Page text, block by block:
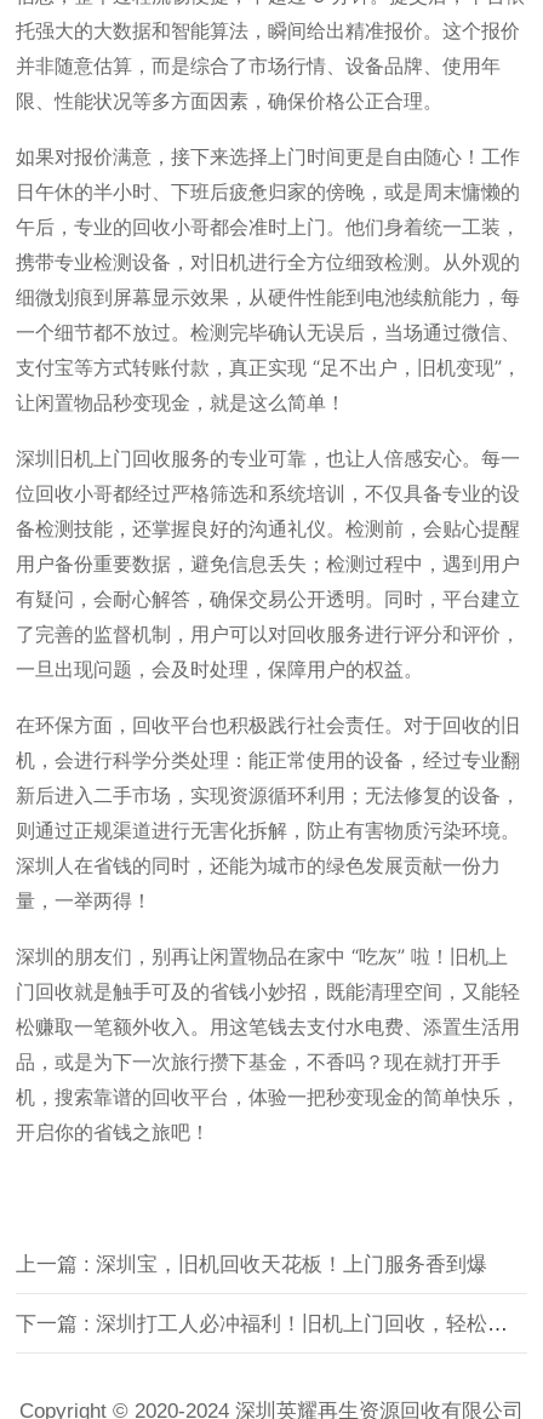
托强大的大数据和智能算法，瞬间给出精准报价。这个报价
并非随意估算，而是综合了市场行情、设备品牌、使用年
限、性能状况等多方面因素，确保价格公正合理。
如果对报价满意，接下来选择上门时间更是自由随心！工作
日午休的半小时、下班后疲惫归家的傍晚，或是周末慵懒的
午后，专业的回收小哥都会准时上门。他们身着统一工装，
携带专业检测设备，对旧机进行全方位细致检测。从外观的
细微划痕到屏幕显示效果，从硬件性能到电池续航能力，每
一个细节都不放过。检测完毕确认无误后，当场通过微信、
支付宝等方式转账付款，真正实现 “足不出户，旧机变现”，
让闲置物品秒变现金，就是这么简单！
深圳旧机上门回收服务的专业可靠，也让人倍感安心。每一
位回收小哥都经过严格筛选和系统培训，不仅具备专业的设
备检测技能，还掌握良好的沟通礼仪。检测前，会贴心提醒
用户备份重要数据，避免信息丢失；检测过程中，遇到用户
有疑问，会耐心解答，确保交易公开透明。同时，平台建立
了完善的监督机制，用户可以对回收服务进行评分和评价，
一旦出现问题，会及时处理，保障用户的权益。
在环保方面，回收平台也积极践行社会责任。对于回收的旧
机，会进行科学分类处理：能正常使用的设备，经过专业翻
新后进入二手市场，实现资源循环利用；无法修复的设备，
则通过正规渠道进行无害化拆解，防止有害物质污染环境。
深圳人在省钱的同时，还能为城市的绿色发展贡献一份力
量，一举两得！
深圳的朋友们，别再让闲置物品在家中 “吃灰” 啦！旧机上
门回收就是触手可及的省钱小妙招，既能清理空间，又能轻
松赚取一笔额外收入。用这笔钱去支付水电费、添置生活用
品，或是为下一次旅行攒下基金，不香吗？现在就打开手
机，搜索靠谱的回收平台，体验一把秒变现金的简单快乐，
开启你的省钱之旅吧！
上一篇 : 深圳宝，旧机回收天花板！上门服务香到爆
下一篇 : 深圳打工人必冲福利！旧机上门回收，轻松实现财富小目标
Copyright © 2020-2024 深圳英耀再生资源回收有限公司